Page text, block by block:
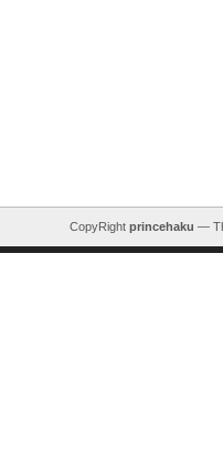
CopyRight princehaku —